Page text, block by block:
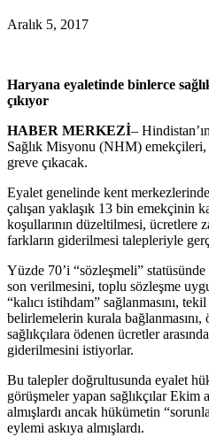
Aralık 5, 2017
Haryana eyaletinde binlerce
çıkıyor
HABER MERKEZİ–
Sağlık Misyonu (NHM) emekçileri,
greve çıkacak.
Eyalet genelinde kent
çalışan yaklaşık 13 bin emekçinin
koşullarının düzeltilmesi, ücretlere
farkların giderilmesi talepleriyle
Yüzde 70’i “sözleşmeli”
son verilmesini, toplu sözleşme
“kalıcı istihdam” sağlanmasını,
belirlemelerin kurala bağlanmasını,
sağlıkçılara ödenen ücretler
giderilmesini istiyorlar.
Bu talepler doğrultusunda eyalet
görüşmeler yapan sağlıkçılar Ekim
almışlardı ancak hükümetin
eylemi askıya almışlardı.